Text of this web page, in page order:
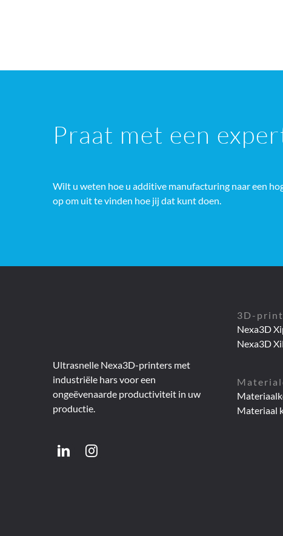
Praat met een
Wilt u weten hoe u additive manufacturing naar een
op om uit te vinden hoe jij dat kunt doen.
Ultrasnelle Nexa3D-printers met
industriële hars voor een
ongeëvenaarde productiviteit in uw
productie.
3D-
Nexa3D
Nexa3D
Materiaal